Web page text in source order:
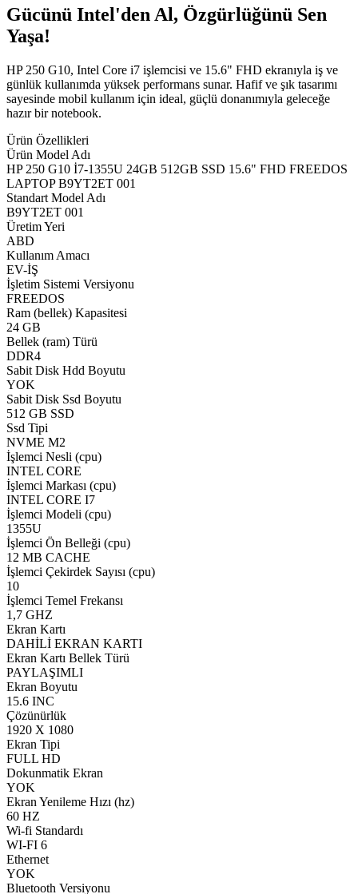
Gücünü Intel'den Al, Özgürlüğünü Sen
Yaşa!
HP 250 G10, Intel Core i7 işlemcisi ve 15.6" FHD ekranıyla iş ve
günlük kullanımda yüksek performans sunar. Hafif ve şık tasarımı
sayesinde mobil kullanım için ideal, güçlü donanımıyla geleceğe
hazır bir notebook.
Ürün Özellikleri
Ürün Model Adı
HP 250 G10 İ7-1355U 24GB 512GB SSD 15.6" FHD FREEDOS
LAPTOP B9YT2ET 001
Standart Model Adı
B9YT2ET 001
Üretim Yeri
ABD
Kullanım Amacı
EV-İŞ
İşletim Sistemi Versiyonu
FREEDOS
Ram (bellek) Kapasitesi
24 GB
Bellek (ram) Türü
DDR4
Sabit Disk Hdd Boyutu
YOK
Sabit Disk Ssd Boyutu
512 GB SSD
Ssd Tipi
NVME M2
İşlemci Nesli (cpu)
INTEL CORE
İşlemci Markası (cpu)
INTEL CORE I7
İşlemci Modeli (cpu)
1355U
İşlemci Ön Belleği (cpu)
12 MB CACHE
İşlemci Çekirdek Sayısı (cpu)
10
İşlemci Temel Frekansı
1,7 GHZ
Ekran Kartı
DAHİLİ EKRAN KARTI
Ekran Kartı Bellek Türü
PAYLAŞIMLI
Ekran Boyutu
15.6 INC
Çözünürlük
1920 X 1080
Ekran Tipi
FULL HD
Dokunmatik Ekran
YOK
Ekran Yenileme Hızı (hz)
60 HZ
Wi-fi Standardı
WI-FI 6
Ethernet
YOK
Bluetooth Versiyonu